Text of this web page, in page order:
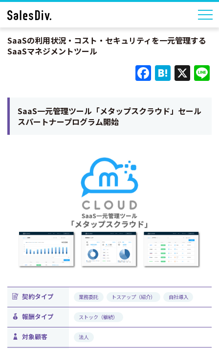
SaaSの利用状況・コスト・セキュリティを一元管理する
SaaSマネジメントツール
X
SaaS一元管理ツール「メタップスクラウド」セール
スパートナープログラム開始
契約タイプ 業務委託 トスアップ（紹介） 自社導入
報酬タイプ ストック（継続）
対象顧客 法人